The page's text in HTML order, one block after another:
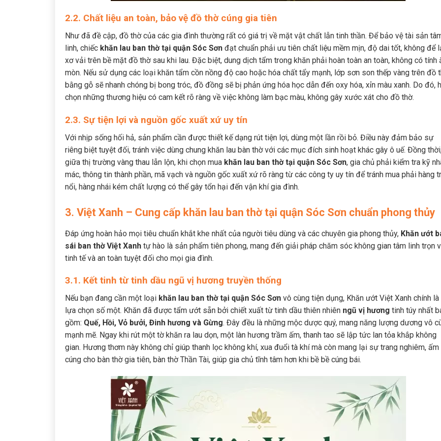
2.2. Chất liệu an toàn, bảo vệ đồ thờ cúng gia tiên
Như đã đề cập, đồ thờ của các gia đình thường rất có giá trị về mặt vật chất lẫn tinh thần. Để bảo vệ tài sản
linh, chiếc khăn lau ban thờ tại quận Sóc Sơn đạt chuẩn phải ưu tiên chất liệu mềm mịn, độ dai tốt, không để
xơ vải trên bề mặt đồ thờ sau khi lau. Đặc biệt, dung dịch tẩm trong khăn phải hoàn toàn an toàn, không có tính
mòn. Nếu sử dụng các loại khăn tẩm cồn nồng độ cao hoặc hóa chất tẩy mạnh, lớp sơn son thếp vàng trên đồ
bằng gỗ sẽ nhanh chóng bị bong tróc, đồ đồng sẽ bị phản ứng hóa học dẫn đến oxy hóa, xỉn màu xanh. Do đó,
chọn những thương hiệu có cam kết rõ ràng về việc không làm bạc màu, không gây xước xát cho đồ thờ.
2.3. Sự tiện lợi và nguồn gốc xuất xứ uy tín
Với nhịp sống hối hả, sản phẩm cần được thiết kế dạng rút tiện lợi, dùng một lần rồi bỏ. Điều này đảm bảo sự
riêng biệt tuyệt đối, tránh việc dùng chung khăn lau bàn thờ với các mục đích sinh hoạt khác gây ô uế. Đồng
giữa thị trường vàng thau lẫn lộn, khi chọn mua khăn lau ban thờ tại quận Sóc Sơn, gia chủ phải kiểm tra kỹ
mác, thông tin thành phần, mã vạch và nguồn gốc xuất xứ rõ ràng từ các công ty uy tín để tránh mua phải hàng
nổi, hàng nhái kém chất lượng có thể gây tổn hại đến vận khí gia đình.
3. Việt Xanh – Cung cấp khăn lau ban thờ tại quận Sóc Sơn chuẩn phong thủy
Đáp ứng hoàn hảo mọi tiêu chuẩn khắt khe nhất của người tiêu dùng và các chuyên gia phong thủy, Khăn ướt
sái ban thờ Việt Xanh tự hào là sản phẩm tiên phong, mang đến giải pháp chăm sóc không gian tâm linh trọn
tinh tế và an toàn tuyệt đối cho mọi gia đình.
3.1. Kết tinh từ tinh dầu ngũ vị hương truyền thống
Nếu bạn đang cần một loại khăn lau ban thờ tại quận Sóc Sơn vô cùng tiện dụng, Khăn ướt Việt Xanh chính là
lựa chọn số một. Khăn đã được tẩm ướt sẵn bởi chiết xuất từ tinh dầu thiên nhiên ngũ vị hương tinh túy nhất
gồm: Quế, Hồi, Vỏ bưởi, Đinh hương và Gừng. Đây đều là những mộc dược quý, mang năng lượng dương vô
mạnh mẽ. Ngay khi rút một tờ khăn ra lau dọn, một làn hương trầm ấm, thanh tao sẽ lập tức lan tỏa khắp không
gian. Hương thơm này không chỉ giúp thanh lọc không khí, xua đuổi tà khí mà còn mang lại sự trang nghiêm, ấm
cúng cho bàn thờ gia tiên, bàn thờ Thần Tài, giúp gia chủ tĩnh tâm hơn khi bề bề cúng bái.